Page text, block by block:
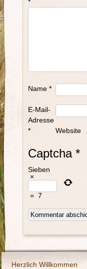
Name *
E-Mail-
Adresse
*
Website
Captcha*
Sieben
×
= 7
Herzlich Willkommen